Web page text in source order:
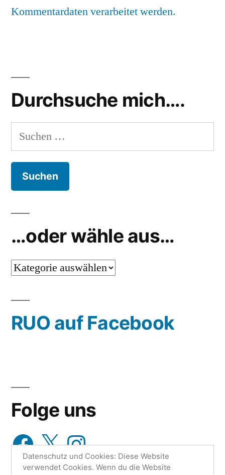
Kommentardaten verarbeitet werden.
Durchsuche mich….
Suchen
nach:
…oder wähle aus…
…
aus…
RUO auf Facebook
Folge uns
Facebook
X Instagram
Datenschutz und Cookies: Diese Website
verwendet Cookies. Wenn du die Website